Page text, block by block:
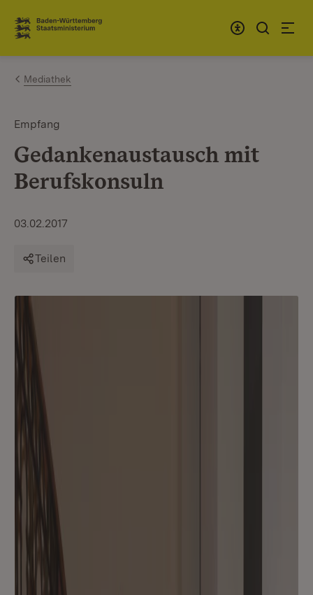
Zum Inhalt springen
Link zur Startseite
Mediathek
Empfang
Gedankenaustausch mit
Berufskonsuln
03.02.2017
Teilen